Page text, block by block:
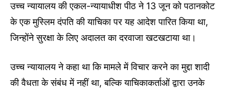
उच्च न्यायालय की एकल-न्यायाधीश पीठ ने 13 जून को पठानकोट
के एक मुस्लिम दंपति की याचिका पर यह आदेश पारित किया था,
जिन्होंने सुरक्षा के लिए अदालत का दरवाजा खटखटाया था।
उच्च न्यायालय ने कहा था कि मामले में विचार करने का मुद्दा शादी
की वैधता के संबंध में नहीं था, बल्कि याचिकाकर्ताओं द्वारा उनके